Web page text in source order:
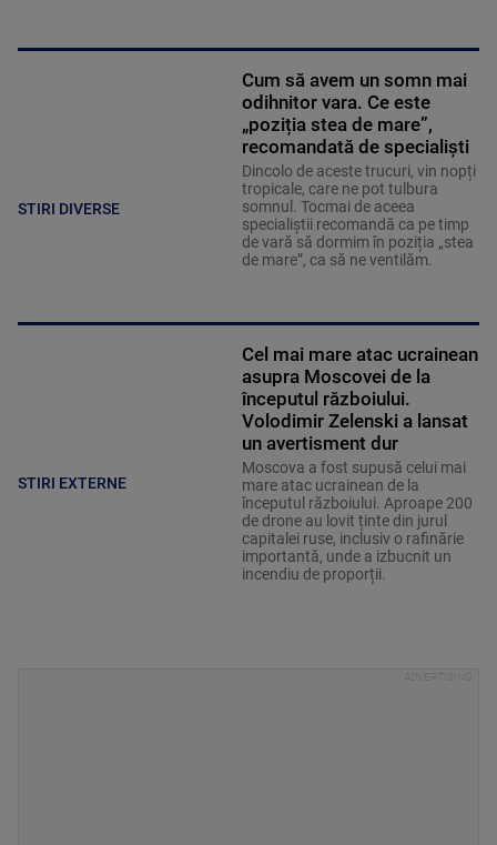
STIRI DIVERSE
Cum să avem un somn mai
odihnitor vara. Ce este
„poziția stea de mare”,
recomandată de specialiști
Dincolo de aceste trucuri, vin nopți
tropicale, care ne pot tulbura
somnul. Tocmai de aceea
specialiștii recomandă ca pe timp
de vară să dormim în poziția „stea
de mare”, ca să ne ventilăm.
STIRI EXTERNE
Cel mai mare atac ucrainean
asupra Moscovei de la
începutul războiului.
Volodimir Zelenski a lansat
un avertisment dur
Moscova a fost supusă celui mai
mare atac ucrainean de la
începutul războiului. Aproape 200
de drone au lovit ținte din jurul
capitalei ruse, inclusiv o rafinărie
importantă, unde a izbucnit un
incendiu de proporții.